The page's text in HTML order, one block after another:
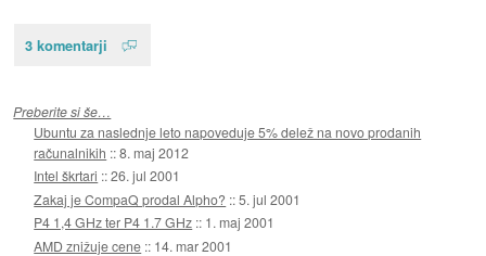
3 komentarji
Preberite si še…
Ubuntu za naslednje leto napoveduje 5% delež na novo prodanih
računalnikih ::8. maj 2012
Intel škrtari ::26. jul 2001
Zakaj je CompaQ prodal Alpho? ::5. jul 2001
P4 1,4 GHz ter P4 1.7 GHz :: 1. maj 2001
AMD znižuje cene :: 14. mar 2001